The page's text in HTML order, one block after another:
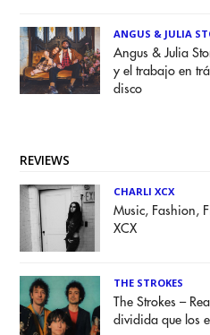
ANGUS & JULIA
Angus & Julia
y el trabajo en
disco
REVIEWS
CHARLI XCX
Music, Fashion,
XCX
THE STROKES
The Strokes –
dividida que los